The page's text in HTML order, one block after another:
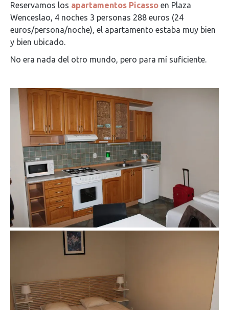
Reservamos los apartamentos Picasso en Plaza
Wenceslao, 4 noches 3 personas 288 euros (24
euros/persona/noche), el apartamento estaba muy bien
y bien ubicado.
No era nada del otro mundo, pero para mí suficiente.